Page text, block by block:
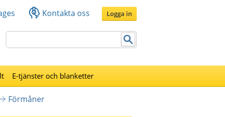
Kontakta oss Logga in
E-tjänster och blanketter
Förmåner